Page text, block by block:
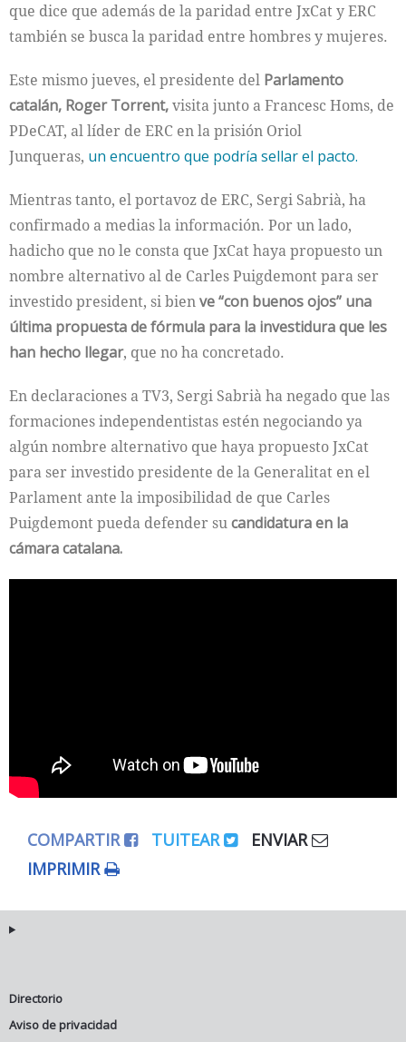
que dice que además de la paridad entre JxCat y ERC
también se busca la paridad entre hombres y mujeres.
Este mismo jueves, el presidente del Parlamento
catalán, Roger Torrent,visita junto a Francesc Homs, de
PDeCAT, al líder de ERC en la prisión Oriol
Junqueras, un encuentro que podría sellar el pacto.
Mientras tanto, el portavoz de ERC, Sergi Sabrià, ha
confirmado a medias la información. Por un lado,
hadicho que no le consta que JxCat haya propuesto un
nombre alternativo al de Carles Puigdemont para ser
investido president, si bienve “con buenos ojos” una
última propuesta de fórmula para la investidura que les
han hecho llegar, que no ha concretado.
En declaraciones a TV3, Sergi Sabrià ha negado que las
formaciones independentistas estén negociando ya
algún nombre alternativo que haya propuesto JxCat
para ser investido presidente de la Generalitat en el
Parlament ante la imposibilidad de que Carles
Puigdemont pueda defender sucandidatura en la
cámara catalana.
COMPARTIR TUITEAR
ENVIAR
IMPRIMIR
Directorio
Aviso de privacidad